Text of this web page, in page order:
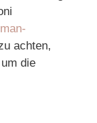
achten,
die